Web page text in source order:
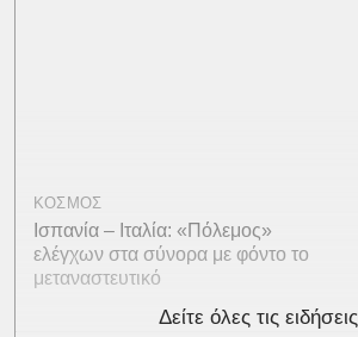
ΚΟΣΜΟΣ
Ισπανία – Ιταλία: «Πόλεμος»
ελέγχων στα σύνορα με φόντο το
μεταναστευτικό
Δείτε όλες τις ειδήσεις